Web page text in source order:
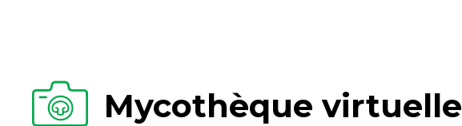
Mycothèque virtuelle